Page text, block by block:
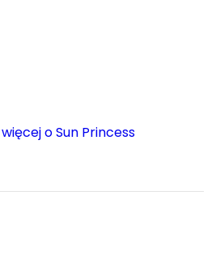
o Sun Princess